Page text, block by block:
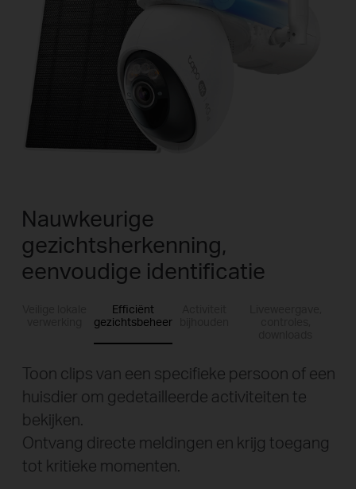
Nauwkeurige
gezichtsherkenning,
eenvoudige identificatie
Efficiënt
gezichtsbeheer
Toon clips van een specifieke persoon of een
huisdier om gedetailleerde activiteiten te
bekijken.
Ontvang directe meldingen en krijg toegang
tot kritieke momenten.